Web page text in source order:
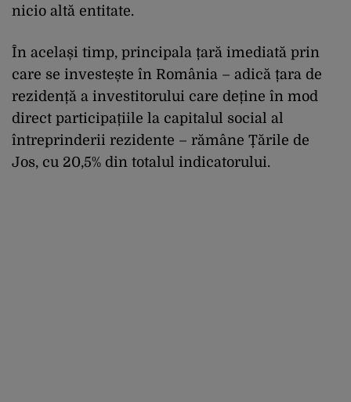
nicio altă entitate.
În același timp, principala țară imediată prin
care se investește în România – adică țara de
rezidență a investitorului care deține în mod
direct participațiile la capitalul social al
întreprinderii rezidente – rămâne Țările de
Jos, cu 20,5% din totalul indicatorului.